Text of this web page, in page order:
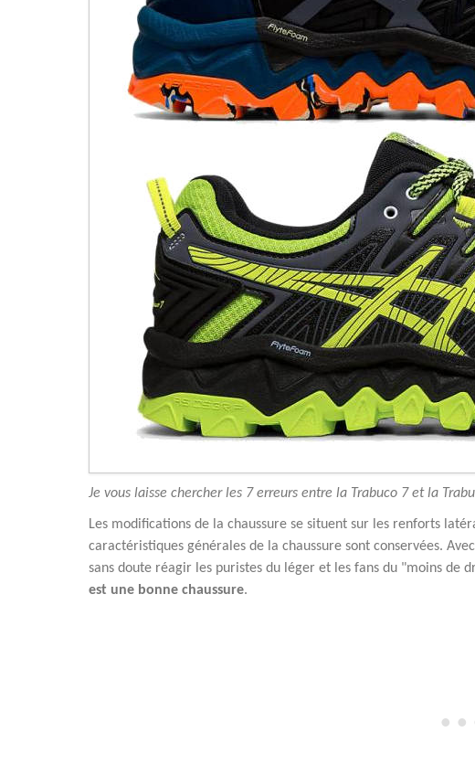
Je vous laisse chercher les 7 erreurs entre la Trabuco 7 et la
Les modifications de la chaussure se situent sur les renforts
caractéristiques générales de la chaussure sont conservées.
sans doute réagir les puristes du léger et les fans du "moins de
est une bonne chaussure.